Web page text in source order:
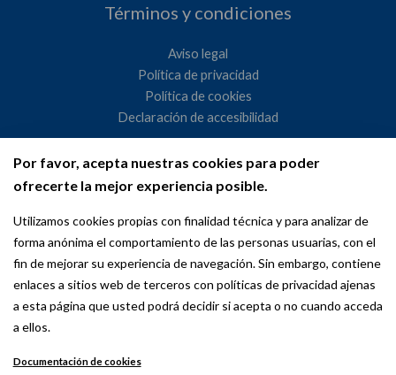
Por favor, acepta nuestras cookies para poder
ofrecerte la mejor experiencia posible.
Utilizamos cookies propias con finalidad técnica y para analizar de
forma anónima el comportamiento de las personas usuarias, con el
fin de mejorar su experiencia de navegación. Sin embargo, contiene
enlaces a sitios web de terceros con políticas de privacidad ajenas
a esta página que usted podrá decidir si acepta o no cuando acceda
a ellos.
Documentación de cookies
Términos y condiciones
Aviso legal
Política de privacidad
Política de cookies
Declaración de accesibilidad
Ayuntamiento de Madrid
WeMadrid es un sitio web del Ayuntamiento de Madrid
dedicado a las relaciones institucionales y la actividad
internacional del Alcalde. ​